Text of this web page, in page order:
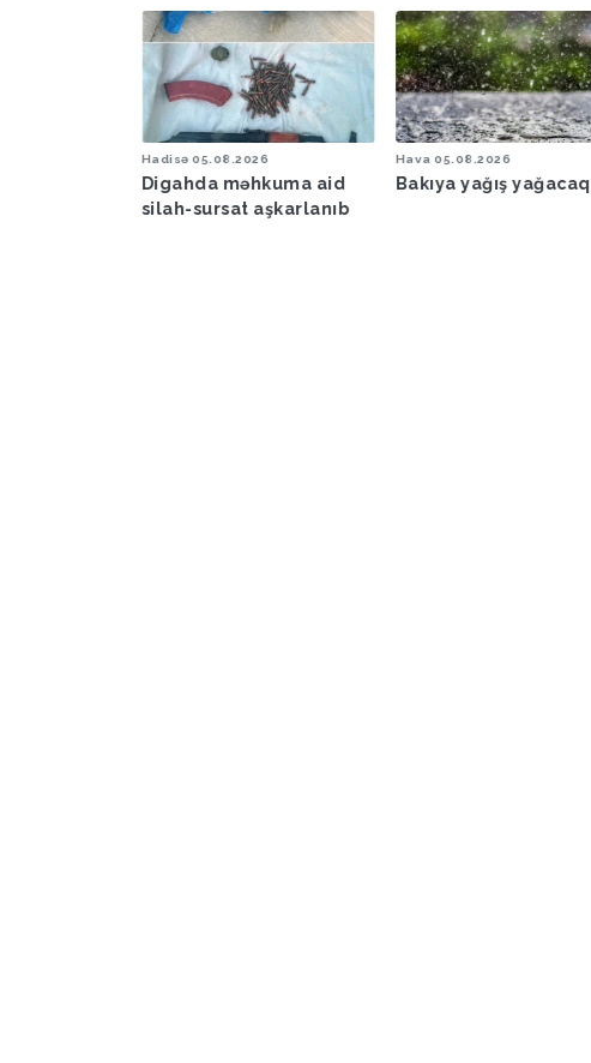
Hadisə 05.08.2026
Digahda məhkuma aid
silah-sursat aşkarlanıb
Hava 05.08.2026
Bakıya yağış yağacaq